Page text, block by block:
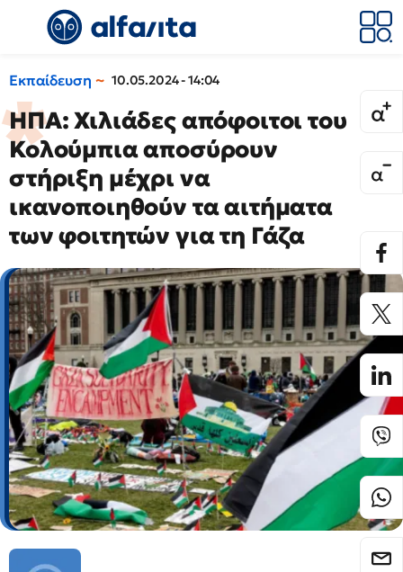
Εκπαίδευση 10.05.2024 - 14:04
ΗΠΑ: Χιλιάδες απόφοιτοι του
Κολούμπια αποσύρουν
στήριξη μέχρι να
ικανοποιηθούν τα αιτήματα
των φοιτητών για τη Γάζα